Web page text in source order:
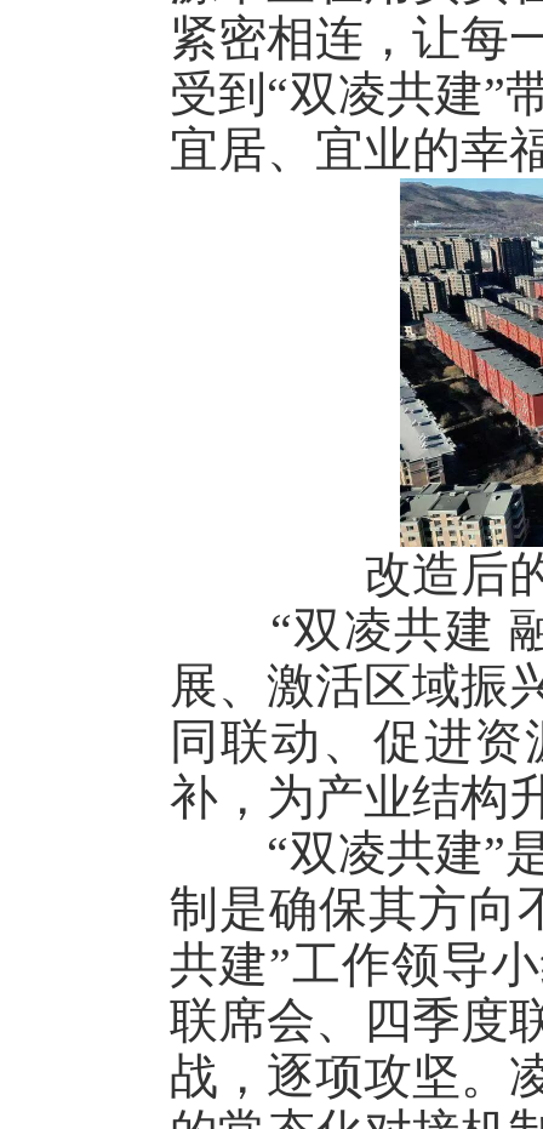
紧密相连，让每
受到“双凌共建”
宜居、宜业的幸
改造后
“双凌共建 融
展、激活区域振
同联动、促进
补，为产业结构
“双凌共建”是
制是确保其方向
共建”工作领导
联席会、四季度
战，逐项攻坚。